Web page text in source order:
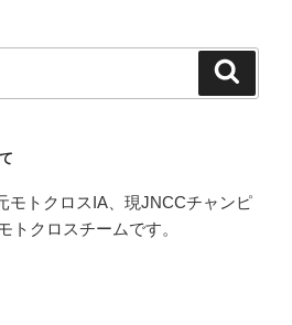
モトクロスIA、現JNCCチャンピ
トクロスチームです。